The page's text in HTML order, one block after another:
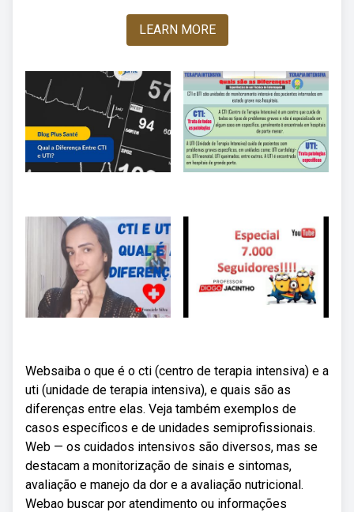
LEARN MORE
Websaiba o que é o cti (centro de terapia intensiva) e a
uti (unidade de terapia intensiva), e quais são as
diferenças entre elas. Veja também exemplos de
casos específicos e de unidades semiprofissionais.
Web — os cuidados intensivos são diversos, mas se
destacam a monitorização de sinais e sintomas,
avaliação e manejo da dor e a avaliação nutricional.
Webao buscar por atendimento ou informações